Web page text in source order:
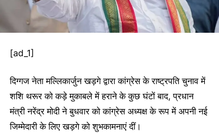
[ad_1]
दिग्गज नेता मल्लिकार्जुन खड़गे द्वारा कांग्रेस के राष्ट्रपति चुनाव में
शशि थरूर को कड़े मुकाबले में हराने के कुछ घंटों बाद, प्रधान
मंत्री नरेंद्र मोदी ने बुधवार को कांग्रेस अध्यक्ष के रूप में अपनी नई
जिम्मेदारी के लिए खड़गे को शुभकामनाएं दीं।